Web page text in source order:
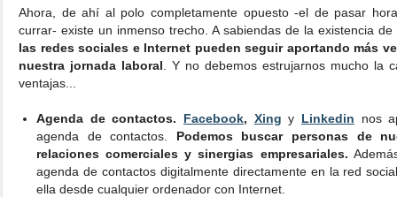
Ahora, de ahí al polo completamente opuesto -el de pasar
currar- existe un inmenso trecho. A sabiendas de la existencia
las redes sociales e Internet pueden seguir aportando más
nuestra jornada laboral . Y no debemos estrujarnos mucho la
ventajas...
Agenda de contactos. Facebook, Xing y Linkedin nos
agenda de contactos. Podemos buscar personas de
relaciones comerciales y sinergias empresariales.
agenda de contactos digitalmente directamente en la red
ella desde cualquier ordenador con Internet.